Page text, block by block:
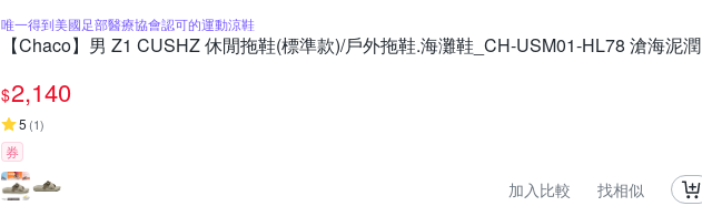
唯一得到美國足部醫療協會認可的運動涼鞋
【Chaco】男 Z1 CUSHZ 休閒拖鞋(標準款)/戶外拖鞋.海灘鞋_CH-USM01-HL78 滄海泥潤
$2,140
5 (1)
券
加入比較 找相似